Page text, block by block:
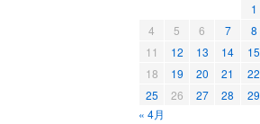
1
4
5 6 7 8
11
12 13 14 15
18
19 20 21 22
25
26 27 28 29
« 4月